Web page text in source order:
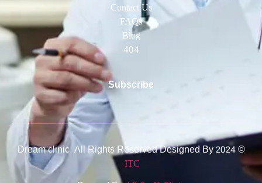
Contact Us
FAQs
Blog
404
Subscribe
© 2024 Dream clinic All Rights Reserved Designed By
ITC